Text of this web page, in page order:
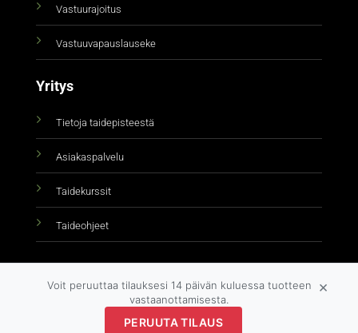
Vastuurajoitus
Vastuuvapauslauseke
Yritys
Tietoja taidepisteestä
Asiakaspalvelu
Taidekurssit
Taideohjeet
Voit peruuttaa tilauksesi 14 päivän kuluessa tuotteen
vastaanottamisesta.
PERUUTA TILAUS
×